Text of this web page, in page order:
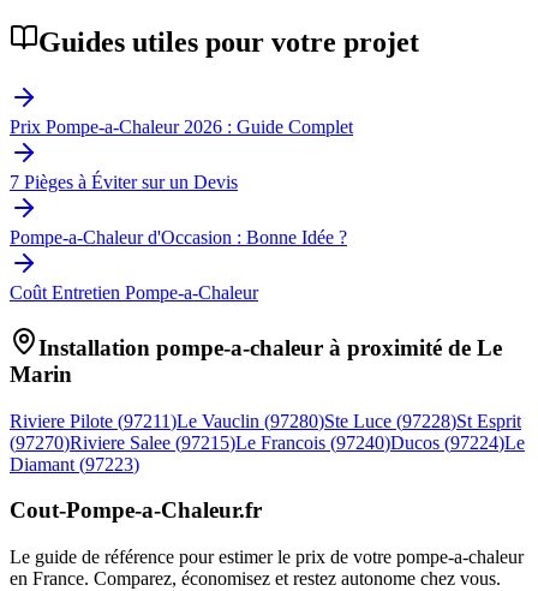
Guides utiles pour votre projet
Prix Pompe-a-Chaleur 2026 : Guide Complet
7 Pièges à Éviter sur un Devis
Pompe-a-Chaleur d'Occasion : Bonne Idée ?
Coût Entretien Pompe-a-Chaleur
Installation pompe-a-chaleur à proximité de Le
Marin
Riviere Pilote (97211)Le Vauclin (97280)Ste Luce (97228)St Esprit
(97270)Riviere Salee (97215)Le Francois (97240)Ducos (97224)Le
Diamant (97223)
Cout-Pompe-a-Chaleur.fr
Le guide de référence pour estimer le prix de votre pompe-a-chaleur
en France. Comparez, économisez et restez autonome chez vous.